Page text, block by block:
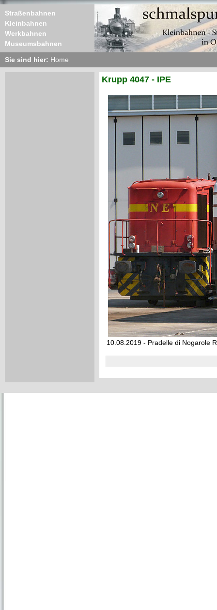
Straßenbahnen
Kleinbahnen
Werkbahnen
Museumsbahnen
Sie sind hier: Home
Krupp 4047 - IPE
10.08.2019 - Pradelle di Nogarole